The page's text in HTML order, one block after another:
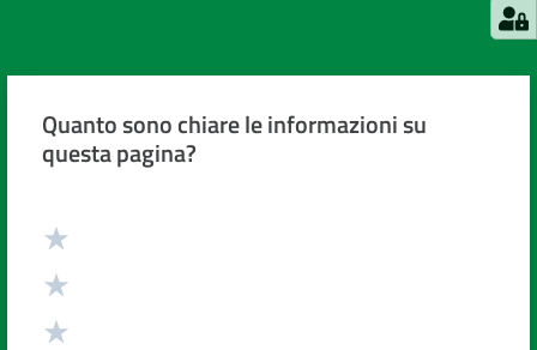
Quanto sono chiare le informazioni su
questa pagina?